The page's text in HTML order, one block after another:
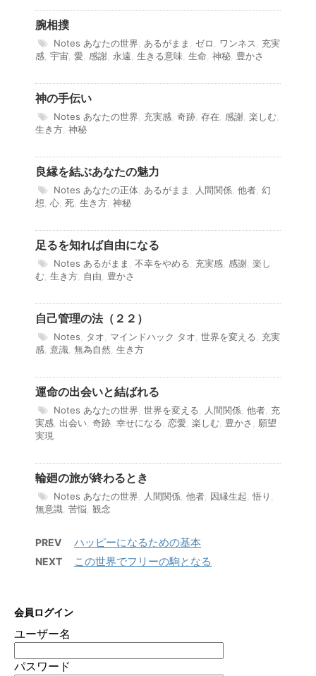
腕相撲
Notes あなたの世界 あるがまま ゼロ ワンネス
充実
感 宇宙 愛 感謝 永遠 生きる意味 生命 神秘 豊かさ
神の手伝い
Notes あなたの世界 充実感 奇跡 存在 感謝 楽しむ
生き方 神秘
良縁を結ぶあなたの魅力
Notes あなたの正体 あるがまま 人間関係 他者 幻
想 心 死 生き方 神秘
足るを知れば自由になる
Notes あるがまま 不幸をやめる 充実感 感謝 楽し
む 生き方 自由 豊かさ
自己管理の法（２２）
Notes タオ マインドハック タオ 世界を変える
充実
感 意識 無為自然 生き方
運命の出会いと結ばれる
Notes あなたの世界 世界を変える 人間関係 他者 充
実感 出会い 奇跡 幸せになる 恋愛 楽しむ 豊かさ
願望
実現
輪廻の旅が終わるとき
Notes あなたの世界 人間関係 他者 因縁生起 悟り
無意識 苦悩 観念
PREV ハッピーになるための基本
NEXT この世界でフリーの駒となる
会員ログイン
ユーザー名
パスワード